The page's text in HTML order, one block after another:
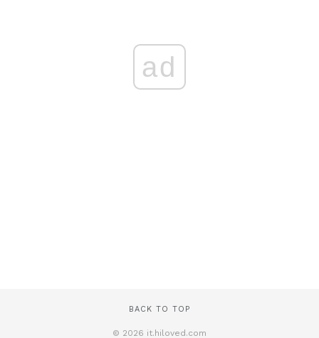
ad
BACK TO TOP
© 2026 it.hiloved.com